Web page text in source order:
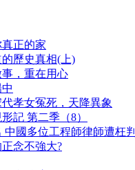
正的家
歷史真相(上)
，重在用心
孝女冤死，天降異象
記 第二季（8）
中國多位工程師律師遭枉判
念不強大?